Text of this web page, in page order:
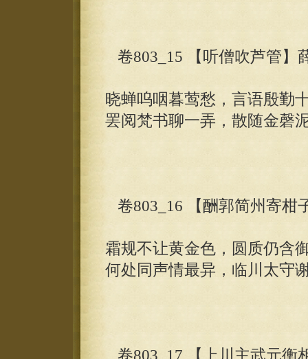
卷803_15 【听僧吹芦管】
晓蝉呜咽暮莺愁，言语殷勤
罢阅梵书聊一弄，散随金磬
卷803_16 【酬郭简州寄柑
霜规不让黄金色，圆质仍含
何处同声情最异，临川太守
卷803_17 【上川主武元衡